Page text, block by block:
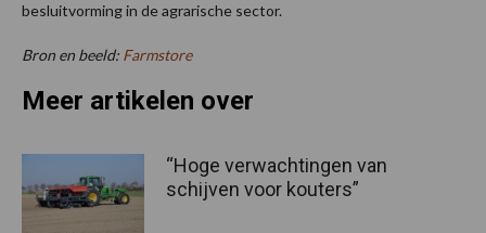
besluitvorming in de agrarische sector.
Bron en beeld: Farmstore
Meer artikelen over
“Hoge verwachtingen van
schijven voor kouters”